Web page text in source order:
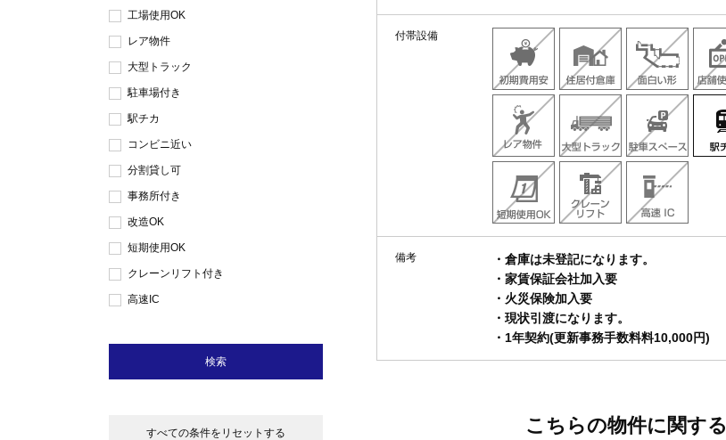
付帯設備
備考
・倉庫は未登記になります。
・家賃保証会社加入要
・火災保険加入要
・現状引渡になります。
・1年契約(更新事務手数料料10,000円)
こちらの物件に関する
工場使用OK
レア物件
大型トラック
駐車場付き
駅チカ
コンビニ近い
分割貸し可
事務所付き
改造OK
短期使用OK
クレーンリフト付き
高速IC
検索
すべての条件をリセットする